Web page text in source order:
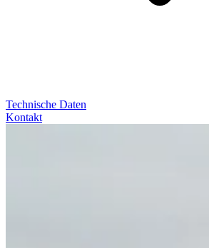
Technische Daten
Kontakt